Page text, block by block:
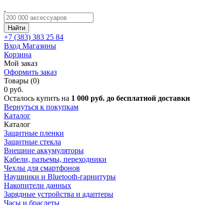
Найти
+7 (383) 383 25 84
Вход Магазины
Корзина
Мой заказ
Оформить заказ
Товары (0)
0 руб.
Осталось купить на 1 000 руб. до бесплатной доставки
Вернуться к покупкам
Каталог
Каталог
Защитные пленки
Защитные стекла
Внешние аккумуляторы
Кабели, разъемы, переходники
Чехлы для смартфонов
Наушники и Bluetooth-гарнитуры
Накопители данных
Зарядные устройства и адаптеры
Часы и браслеты